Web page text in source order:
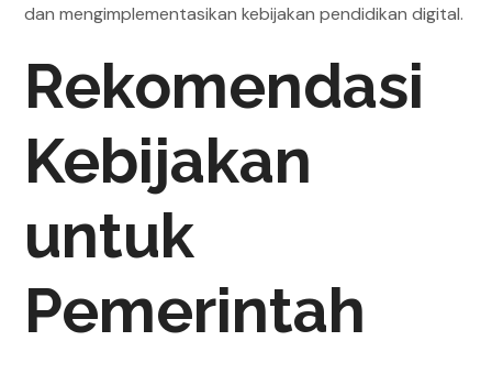
dan mengimplementasikan kebijakan pendidikan digital.
Rekomendasi
Kebijakan
untuk
Pemerintah